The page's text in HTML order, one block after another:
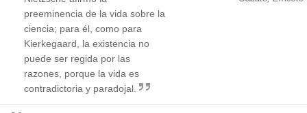
preeminencia de la vida sobre la
ciencia; para él, como para
Kierkegaard, la existencia no
puede ser regida por las
razones, porque la vida es
contradictoria y paradojal.